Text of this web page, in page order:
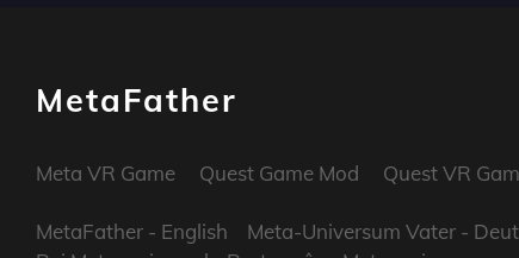
MetaFather
Meta VR Game Quest Game Mod Quest VR
MetaFather- English Meta-Universum Vater-